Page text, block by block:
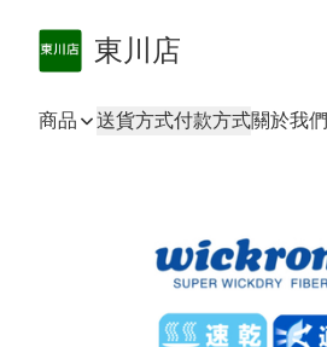
東川店
商品 送貨方式付款方式關於我們